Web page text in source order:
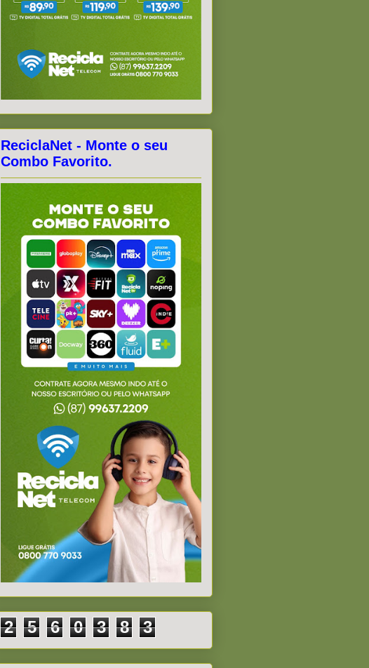
ReciclaNet - Monte o seu
Combo Favorito.
2 5 6 0 3 8 3